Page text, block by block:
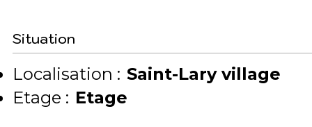
Situation
Localisation : Saint-Lary village
Etage : Etage